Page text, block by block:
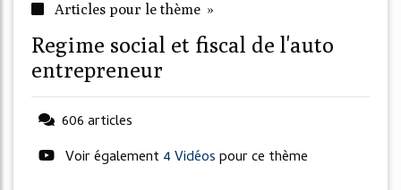
Articles pour le thème »
regime social et fiscal de l'auto
entrepreneur
606 articles
Voir également 4 Vidéospour ce thème